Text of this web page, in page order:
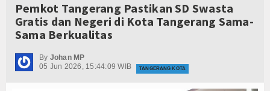
Tahun Jakarta
102 Tahun
Pemkot Tangerang Pastikan SD Swasta
Gratis dan Negeri di Kota Tangerang Sama-
Sama Berkualitas
By Johan MP
05 Jun 2026, 15:44:09 WIB
TANGERANG KOTA